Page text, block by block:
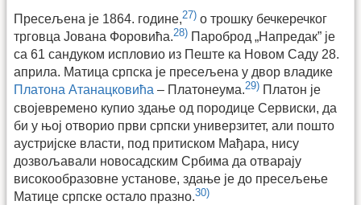
Пресељена је 1864. године,27) о трошку бечкеречког
трговца Јована Форовића.28) Пароброд „Напредак” је
са 61 сандуком испловио из Пеште ка Новом Саду 28.
априла. Матица српска је пресељена у двор владике
Платона Атанацковића – Платонеума.29) Платон је
својевремено купио здање од породице Сервиски, да
би у њој отворио први српски универзитет, али пошто
аустријске власти, под притиском Мађара, нису
дозвољавали новосадским Србима да отварају
високообразовне установе, здање је до пресељење
Матице српске остало празно.30)